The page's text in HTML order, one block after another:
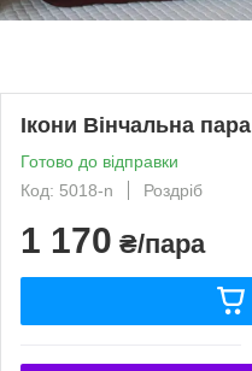
Ікони Вінчальна
Готово до відправки
Код: 5018-n
Роздріб
1 170 ₴/пара